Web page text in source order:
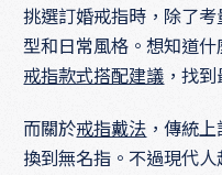
挑選訂婚戒指時，除了
型和日常風格。想知道
戒指款式搭配建議 ，找
而關於戒指戴法 ，傳統
換到無名指。不過現代